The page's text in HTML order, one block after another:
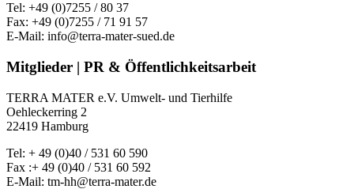
Tel: +49 (0)7255 / 80 37
Fax: +49 (0)7255 / 71 91 57
E-Mail: info@terra-mater-sued.de
Mitglieder | PR & Öffentlichkeitsarbeit
TERRA MATER e.V. Umwelt- und Tierhilfe
Oehleckerring 2
22419 Hamburg
Tel: + 49 (0)40 / 531 60 590
Fax :+ 49 (0)40 / 531 60 592
E-Mail: tm-hh@terra-mater.de